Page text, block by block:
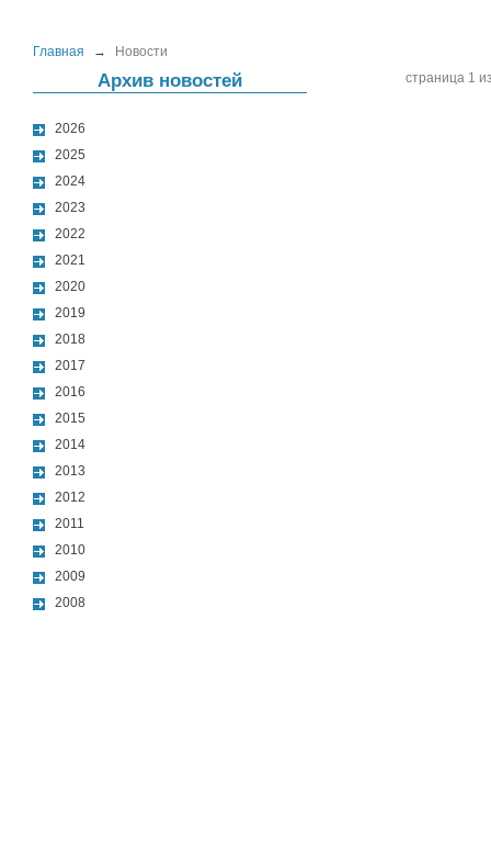
Главная → Новости
Архив новостей
2026
2025
2024
2023
2022
2021
2020
2019
2018
2017
2016
2015
2014
2013
2012
2011
2010
2009
2008
страница 1